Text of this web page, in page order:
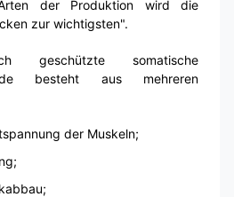
der Produktion wird die
zur wichtigsten".
geschützte somatische
besteht aus mehreren
der Muskeln;